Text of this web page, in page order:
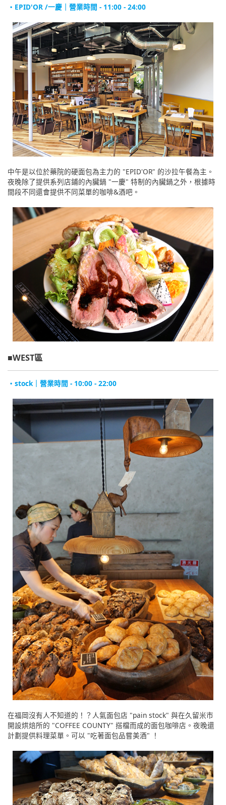
・EPID'OR /一慶｜營業時間 - 11:00 - 24:00
中午是以位於藥院的硬面包為主力的 "EPID'OR" 的沙拉午餐為主。
夜晚除了提供系列店鋪的內臟鍋 "一慶" 特制的內臟鍋之外，根據時
間段不同還會提供不同菜單的咖啡&酒吧。
■WEST區
・stock｜營業時間 - 10:00 - 22:00
在福岡沒有人不知道的！？人氣面包店 "pain stock" 與在久留米市
開設烘焙所的 "COFFEE COUNTY" 搭檔而成的面包咖啡店。夜晚還
計劃提供料理菜單。可以 "吃著面包品嘗美酒" ！